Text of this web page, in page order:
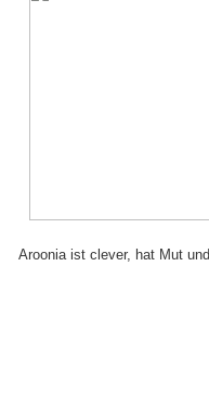
Aroonia ist clever, hat Mut